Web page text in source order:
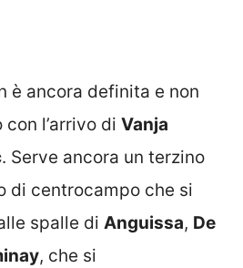
è ancora definita e non
l’arrivo di Vanja
. Serve ancora un terzino
di centrocampo che si
spalle di Anguissa, De
, che si